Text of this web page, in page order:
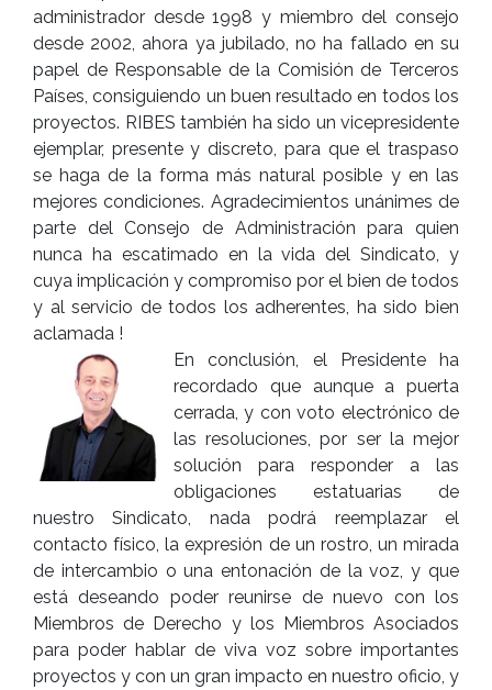
administrador desde 1998 y miembro del consejo
desde 2002, ahora ya jubilado, no ha fallado en su
papel de Responsable de la Comisión de Terceros
Países, consiguiendo un buen resultado en todos los
proyectos. RIBES también ha sido un vicepresidente
ejemplar, presente y discreto, para que el traspaso
se haga de la forma más natural posible y en las
mejores condiciones. Agradecimientos unánimes de
parte del Consejo de Administración para quien
nunca ha escatimado en la vida del Sindicato, y
cuya implicación y compromiso por el bien de todos
y al servicio de todos los adherentes, ha sido bien
aclamada !
En conclusión, el Presidente ha
recordado que aunque a puerta
cerrada, y con voto electrónico de
las resoluciones, por ser la mejor
solución para responder a las
obligaciones estatuarias de
nuestro Sindicato, nada podrá reemplazar el
contacto físico, la expresión de un rostro, un mirada
de intercambio o una entonación de la voz, y que
está deseando poder reunirse de nuevo con los
Miembros de Derecho y los Miembros Asociados
para poder hablar de viva voz sobre importantes
proyectos y con un gran impacto en nuestro oficio, y